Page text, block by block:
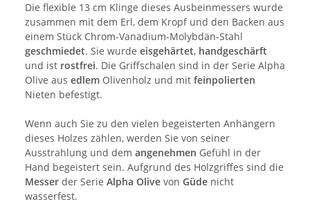
Die flexible 13 cm Klinge dieses Ausbeinmessers wurde
zusammen mit dem Erl, dem Kropf und den Backen aus
einem Stück Chrom-Vanadium-Molybdän-Stahl
geschmiedet. Sie wurde eisgehärtet, handgeschärft
und ist rostfrei. Die Griffschalen sind in der Serie Alpha
Olive aus edlem Olivenholz und mit feinpolierten
Nieten befestigt.
Wenn auch Sie zu den vielen begeisterten Anhängern
dieses Holzes zählen, werden Sie von seiner
Ausstrahlung und dem angenehmen Gefühl in der
Hand begeistert sein. Aufgrund des Holzgriffes sind die
Messer der Serie Alpha Olive von Güde nicht
wasserfest.